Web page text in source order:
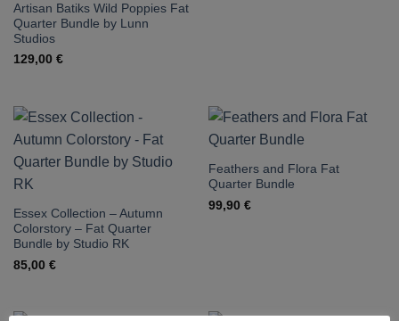
Artisan Batiks Wild Poppies Fat
Quarter Bundle by Lunn
Studios
129,00 €
Essex Collection – Autumn
Colorstory – Fat Quarter
Bundle by Studio RK
85,00 €
Feathers and Flora Fat
Quarter Bundle
99,90 €